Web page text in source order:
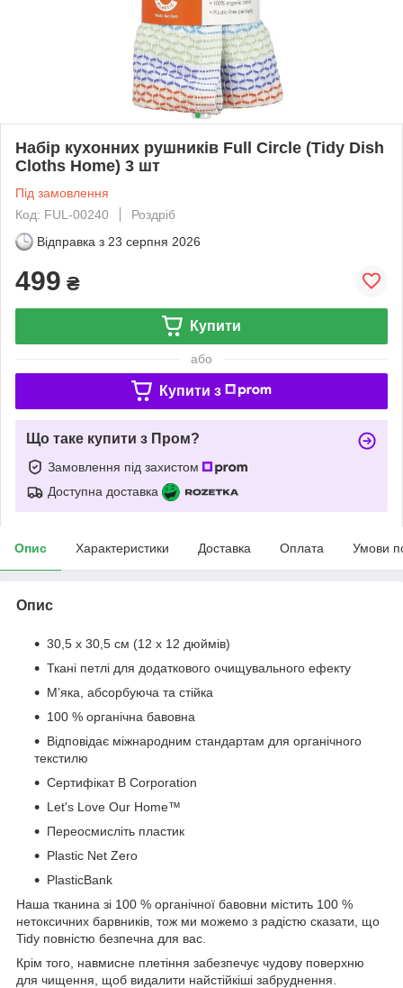
Набір кухонних рушників Full Circle (Tidy Dish
Cloths Home) 3 шт
Під замовлення
Код: FUL-00240
Роздріб
Відправка з 23 серпня 2026
499 ₴
Купити
або
Купити з
Що таке купити з Пром?
Замовлення під захистом
Доступна доставка
Опис Характеристики Доставка Оплата Умови
Опис
30,5 x 30,5 см (12 x 12 дюймів)
Ткані петлі для додаткового очищувального ефекту
М’яка, абсорбуюча та стійка
100 % органічна бавовна
Відповідає міжнародним стандартам для органічного
текстилю
Сертифікат B Corporation
Let's Love Our Home™
Переосмисліть пластик
Plastic Net Zero
PlasticBank
Наша тканина зі 100 % органічної бавовни містить 100 %
нетоксичних барвників, тож ми можемо з радістю сказати, що
Tidy повністю безпечна для вас.
Крім того, навмисне плетіння забезпечує чудову поверхню
для чищення, щоб видалити найстійкіші забруднення.